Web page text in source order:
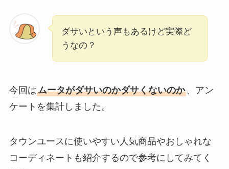
ダサいという声もあるけど実際ど
うなの？
今回はムータがダサいのかダサくないのか、アン
ケートを集計しました。
タウンユースに使いやすい人気商品やおしゃれな
コーディネートも紹介するので参考にしてみてく